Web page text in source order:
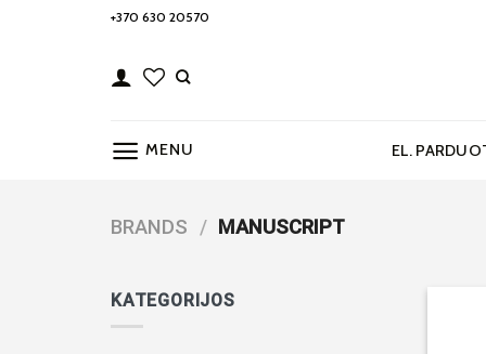
+370 630 20570
MENU EL.
BRANDS / MANUSCRIPT
KATEGORIJOS